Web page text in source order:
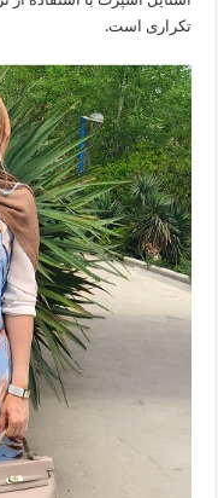
تکراری است.